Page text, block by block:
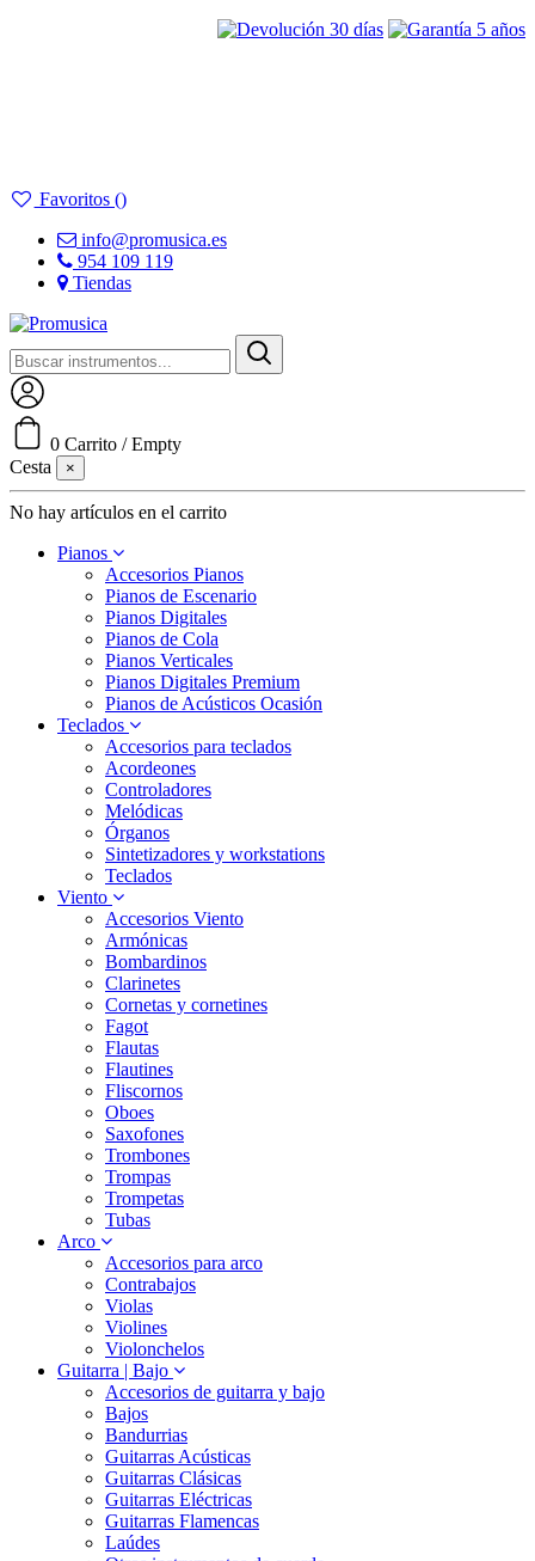
Favoritos ()
info@promusica.es
954 109 119
Tiendas
0 Carrito /Empty
Cesta
×
No hay artículos en el carrito
Pianos
Accesorios Pianos
Pianos de Escenario
Pianos Digitales
Pianos de Cola
Pianos Verticales
Pianos Digitales Premium
Pianos de Acústicos Ocasión
Teclados
Accesorios para teclados
Acordeones
Controladores
Melódicas
Órganos
Sintetizadores y workstations
Teclados
Viento
Accesorios Viento
Armónicas
Bombardinos
Clarinetes
Cornetas y cornetines
Fagot
Flautas
Flautines
Fliscornos
Oboes
Saxofones
Trombones
Trompas
Trompetas
Tubas
Arco
Accesorios para arco
Contrabajos
Violas
Violines
Violonchelos
Guitarra | Bajo
Accesorios de guitarra y bajo
Bajos
Bandurrias
Guitarras Acústicas
Guitarras Clásicas
Guitarras Eléctricas
Guitarras Flamencas
Laúdes